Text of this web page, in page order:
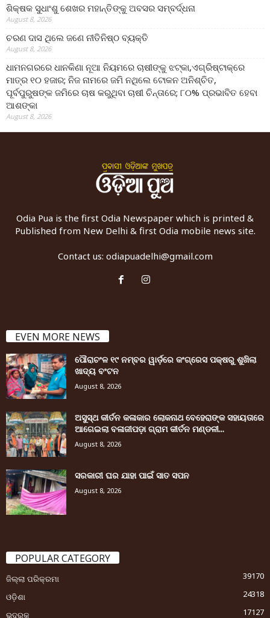
ଶିକ୍ଷକ ସୁଧାଂଶୁ ଶେଖର ମହାନ୍ତିଙ୍କୁ ଅବସର ସମ୍ବର୍ଦ୍ଧନା
August 8, 2026
ଚରଣ ଦାସ ଥିଲେ ଜଣେ ନୀତିନିଷ୍ଠ ବ୍ୟକ୍ତି
August 8, 2026
ଧାମନଗରରେ ଧାନକିଣା ନୂଆ ନିୟମରେ ଚାଷୀଙ୍କୁ ଝଟ୍‌କା,ଏଗ୍ରିଷ୍ଟାକ୍‌ରେ
ମାତ୍ର ୧୦ ହଜାର; ନିଜ ନାମରେ ଜମି ନଥିଲେ ଟୋକନ ଅନିଶ୍ଚିତ,
ପୂର୍ବପୁରୁଷଙ୍କ ଜମିରେ ଚାଷ କରୁଥିବା ଚାଷୀ ଚିନ୍ତାରେ; ୮୦% ପ୍ରଭାବିତ ହେବା
ଆଶଙ୍କା
August 8, 2026
Odia Pua is the first Odia Newspaper which is printed &
Published from New Delhi & first Odia mobile news site.
Contact us: odiapuadelhi@gmail.com
EVEN MORE NEWS
ପୌରାଚଂଳ ୧୯ ନମ୍ବର ୱାର୍ଡ଼ରେ କଂଗ୍ରେସ ପକ୍ଷରୁ ଶୁଖିଲା
ଖାଦ୍ୟ ବଂଟନ
August 8, 2026
ଅସୁସ୍ଥ କୀର୍ତନ କଳାକାର ଲୋକନାଥ ବେହେରାଙ୍କ ସହାୟତାରେ
ଆଗେଇଲା ବଳାଜୀପଡ଼ା ଗ୍ରାମ କୀର୍ତନ ମଣ୍ଡଳୀ...
August 8, 2026
ସରକାରୀ ଘର ଯାହା ପାଇଁ ସାତ ସପନ
August 8, 2026
POPULAR CATEGORY
ଜିଲ୍ଲା ପରିକ୍ରମା
39170
ଓଡ଼ିଶା
24318
ଭଦ୍ରକ
17127